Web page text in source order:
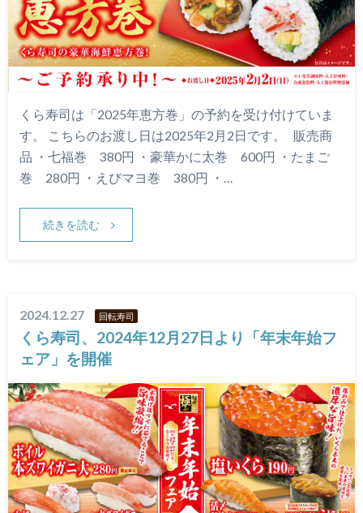
くら寿司は「2025年恵方巻」の予約を受け付けていま
す。 こちらのお渡し日は2025年2月2日です。 販売商
品 ・七福巻 380円 ・豪華かに太巻 600円 ・たまご
巻 280円 ・えびマヨ巻 380円 ・…
続きを読む
2024.12.27 回転寿司
くら寿司、2024年12月27日より「年末年始フ
ェア」を開催